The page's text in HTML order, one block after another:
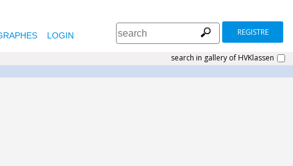
LOGIN REGISTRE
search in gallery of HVKlassen